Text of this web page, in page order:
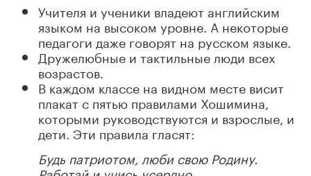
Учителя и ученики владеют английским
языком на высоком уровне. А некоторые
педагоги даже говорят на русском языке.
Дружелюбные и тактильные люди всех
возрастов.
В каждом классе на видном месте висит
плакат с пятью правилами Хошимина,
которыми руководствуются и взрослые, и
дети. Эти правила гласят:
Будь патриотом, люби свою Родину.